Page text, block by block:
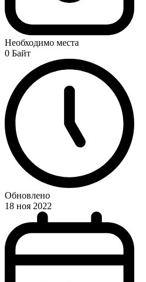
Необходимо места
0 Байт
Обновлено
18 ноя 2022